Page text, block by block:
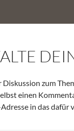
Diskussion zum
einen
in das dafür